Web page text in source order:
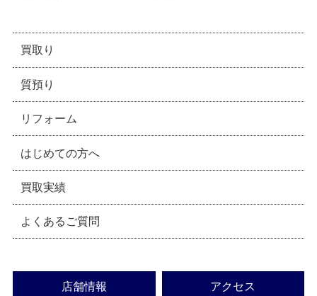
買取り
質預り
リフォーム
はじめての方へ
買取実績
よくあるご質問
店舗情報 アクセス